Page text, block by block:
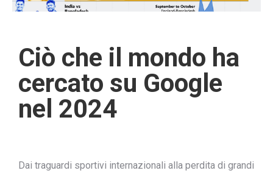
Ciò che il mondo ha
cercato su Google
nel 2024
Dai traguardi sportivi internazionali alla perdita di grandi